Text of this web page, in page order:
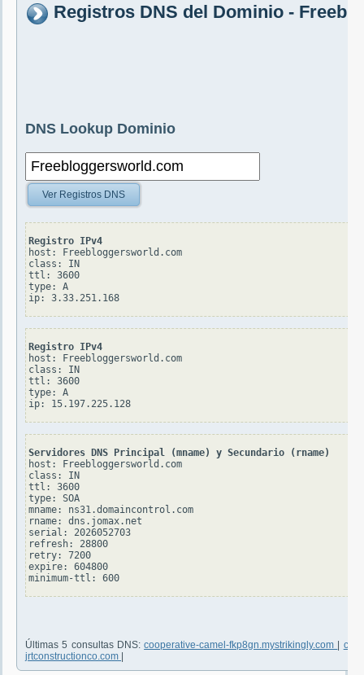
Registros DNS del Dominio -
DNS Lookup Dominio
Ver Registros DNS
Registro IPv4
host: Freebloggersworld.com
class: IN
ttl: 3600
type: A
Registro IPv4
host: Freebloggersworld.com
class: IN
ttl: 3600
type: A
Servidores DNS Principal (mname) y Secundario (rname)
host: Freebloggersworld.com
class: IN
ttl: 3600
type: SOA
mname: ns31.domaincontrol.com
rname: dns.jomax.net
serial: 2026052703
refresh: 28800
retry: 7200
expire: 604800
Últimas 5 consultas DNS:cooperative-camel-fkp8gn.mystrikingly.com
jrtconstructionco.com